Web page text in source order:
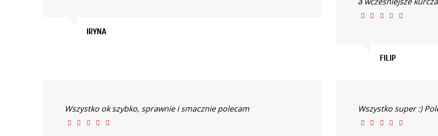
IRYNA
FILIP
Wszystko ok szybko, sprawnie i smacznie polecam Wszystko super :)